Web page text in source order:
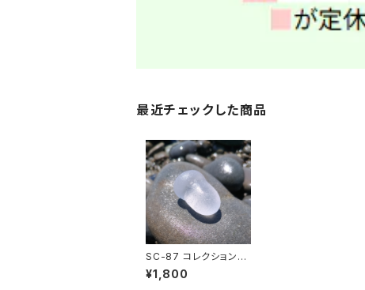
最近チェックした商品
SC-87 コレクション用
シーグラス（ボトルストッ
パー）
¥1,800